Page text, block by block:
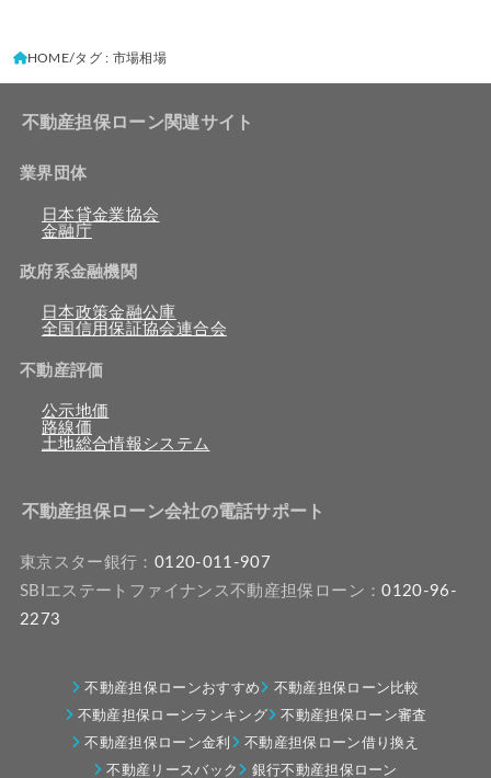
HOME タグ : 市場相場
不動産担保ローン関連サイト
業界団体
日本貸金業協会
金融庁
政府系金融機関
日本政策金融公庫
全国信用保証協会連合会
不動産評価
公示地価
路線価
土地総合情報システム
不動産担保ローン会社の電話サポート
東京スター銀行： 0120-011-907
SBIエステートファイナンス不動産担保ローン：0120-96-
2273
不動産担保ローンおすすめ
不動産担保ローン比較
不動産担保ローンランキング
不動産担保ローン審査
不動産担保ローン金利
不動産担保ローン借り換え
不動産リースバック
銀行不動産担保ローン